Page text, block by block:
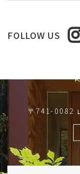
FOLLOW US
〒741-0082